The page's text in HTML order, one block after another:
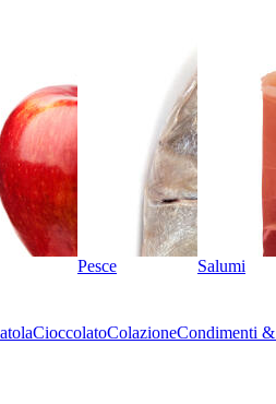
Pesce Salumi
CioccolatoColazioneCondimenti &